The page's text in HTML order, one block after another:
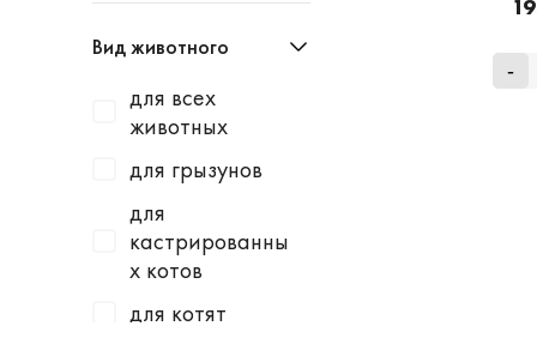
Apicenna
Avantie
AWARD
Baurenhof
Bayer
Beaphar
Best Dinner
Blitz
Вид животного
для всех
животных
для грызунов
для
кастрированны
х котов
для котят
-